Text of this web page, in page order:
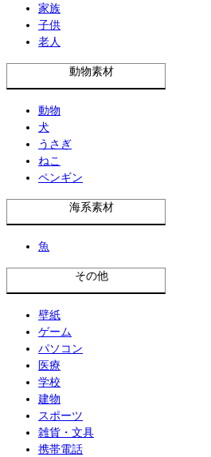
家族
子供
老人
動物素材
動物
犬
うさぎ
ねこ
ペンギン
海系素材
魚
その他
壁紙
ゲーム
パソコン
医療
学校
建物
スポーツ
雑貨・文具
携帯電話